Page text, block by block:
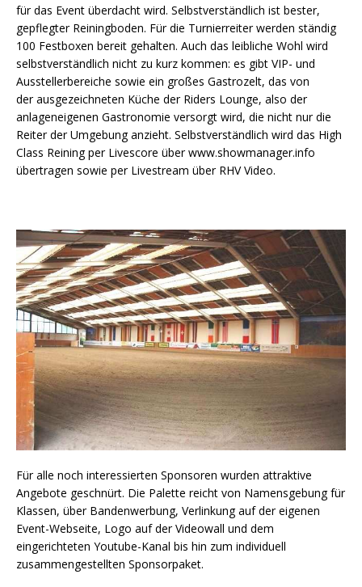
für das Event überdacht wird. Selbstverständlich ist bester,
gepflegter Reiningboden. Für die Turnierreiter werden ständig
100 Festboxen bereit gehalten. Auch das leibliche Wohl wird
selbstverständlich nicht zu kurz kommen: es gibt VIP- und
Ausstellerbereiche sowie ein großes Gastrozelt, das von
der ausgezeichneten Küche der Riders Lounge, also der
anlageneigenen Gastronomie versorgt wird, die nicht nur die
Reiter der Umgebung anzieht. Selbstverständlich wird das High
Class Reining per Livescore über www.showmanager.info
übertragen sowie per Livestream über RHV Video.
Für alle noch interessierten Sponsoren wurden attraktive
Angebote geschnürt. Die Palette reicht von Namensgebung für
Klassen, über Bandenwerbung, Verlinkung auf der eigenen
Event-Webseite, Logo auf der Videowall und dem
eingerichteten Youtube-Kanal bis hin zum individuell
zusammengestellten Sponsorpaket.